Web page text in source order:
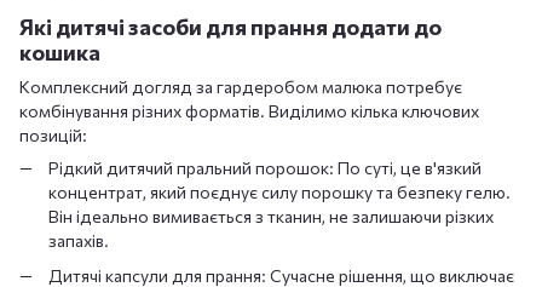
Які дитячі засоби для прання додати до
кошика
Комплексний догляд за гардеробом малюка потребує
комбінування різних форматів. Виділимо кілька ключових
позицій:
Рідкий дитячий пральний порошок: По суті, це в'язкий
концентрат, який поєднує силу порошку та безпеку гелю.
Він ідеально вимивається з тканин, не залишаючи різких
запахів.
Дитячі капсули для прання: Сучасне рішення, що виключає